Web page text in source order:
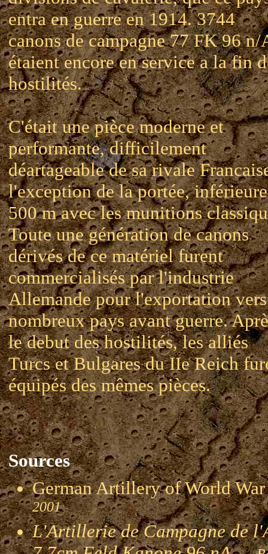
entra en guerre en 1914. 3744
canons de campagne 77 FK 96 n/
étaient encore en service a la fin
hostilités.
C'était une pièce moderne et
performante, difficilement
déartageable de sa rivale
l'exception de la portée,
500 m avec les munitions
Toute une génération de canons
dérivés de ce matériel furent
commercialisés par l'industrie
Allemande pour l'exportation
nombreux pays avant guerre.
le debut des hostilités, les alliés
Turcs et Bulgares du IIe Reich
équipés des mêmes pièces.
Sources
German Artillery of World
2001
L'Artillerie de Campagne de